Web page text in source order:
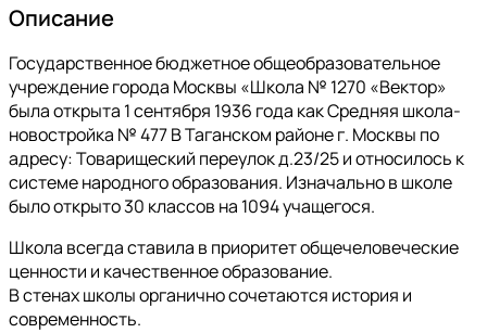
Описание
Государственное бюджетное общеобразовательное
учреждение города Москвы «Школа № 1270 «Вектор»
была открыта 1 сентября 1936 года как Средняя школа-
новостройка № 477 В Таганском районе г. Москвы по
адресу: Товарищеский переулок д.23/25 и относилось к
системе народного образования. Изначально в школе
было открыто 30 классов на 1094 учащегося.
Школа всегда ставила в приоритет общечеловеческие
ценности и качественное образование.
В стенах школы органично сочетаются история и
современность.